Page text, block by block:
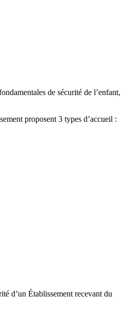
de sécurité de l’enfant,
proposent 3 types d’accueil :
d’un Établissement recevant du